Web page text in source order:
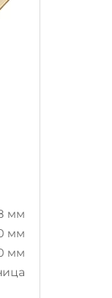
мм
мм
мм